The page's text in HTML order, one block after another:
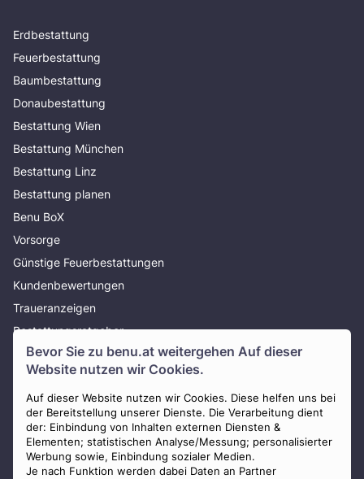
Bevor Sie zu benu.at weitergehen Auf dieser
Website nutzen wir Cookies.
Auf dieser Website nutzen wir Cookies. Diese helfen uns bei
der Bereitstellung unserer Dienste. Die Verarbeitung dient
der: Einbindung von Inhalten externen Diensten &
Elementen; statistischen Analyse/Messung; personalisierter
Werbung sowie, Einbindung sozialer Medien.
Je nach Funktion werden dabei Daten an Partner
Erdbestattung
Feuerbestattung
Baumbestattung
Donaubestattung
Bestattung Wien
Bestattung München
Bestattung Linz
Bestattung planen
Benu BoX
Vorsorge
Günstige Feuerbestattungen
Kundenbewertungen
Traueranzeigen
Bestattungsratgeber
Über uns
Presse
AGB
Impressum
Datenschutz
Widerrufsbelehrung